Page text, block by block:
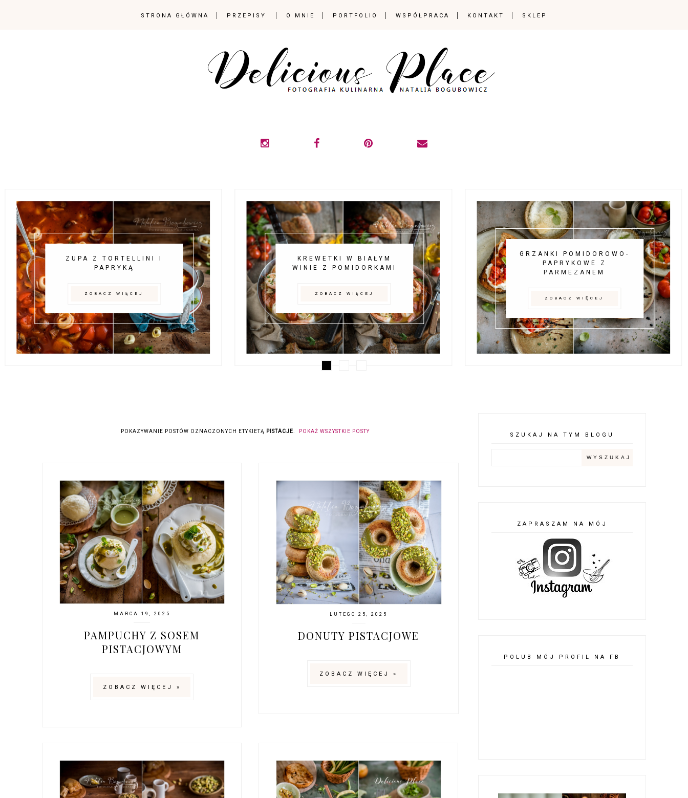
STRONA GŁÓWNA PRZEPISY O MNIE PORTFOLIO WSPÓŁPRACA KONTAKT SKLEP
ZUPA Z TORTELLINI I
PAPRYKĄ
ZOBACZ WIĘCEJ
KREWETKI W BIAŁYM
WINIE Z POMIDORKAMI
ZOBACZ WIĘCEJ
GRZANKI POMIDOROWO-
PAPRYKOWE Z
PARMEZANEM
ZOBACZ WIĘCEJ
POKAZYWANIE POSTÓW OZNACZONYCH ETYKIETĄ PISTACJE. POKAŻ WSZYSTKIE POSTY
MARCA 19, 2025
PAMPUCHY Z SOSEM
PISTACJOWYM
ZOBACZ WIĘCEJ »
LUTEGO 25, 2025
DONUTY PISTACJOWE
ZOBACZ WIĘCEJ »
SZUKAJ NA TYM BLOGU
ZAPRASZAM NA MÓJ
POLUB MÓJ PROFIL NA FB